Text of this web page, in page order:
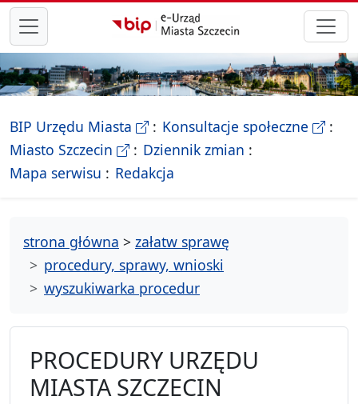
przejdź do głównego menu
BIP Urzędu Miasta - Biletyn Informacji Publicznej
Konsultacje społeczne-
Miasto Szczecin - Oficjalna strona Miasta Szczecin
Dziennik zmian
Mapa serwisu - drzewko rozdziałów
Redakcja
strona główna > załatw sprawę
procedury, sprawy, wnioski
wyszukiwarka procedur
PROCEDURY URZĘDU
MIASTA SZCZECIN